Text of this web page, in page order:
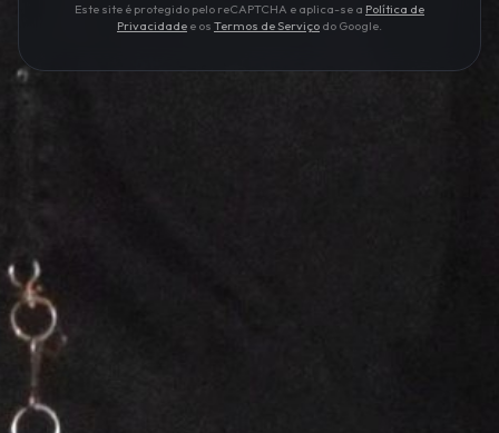
Este site é protegido pelo reCAPTCHA e aplica-se a Política de
Privacidade e os Termos de Serviço do Google.